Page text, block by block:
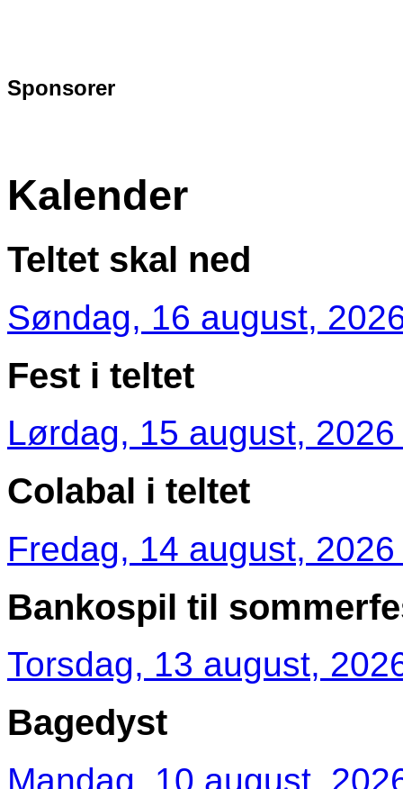
Sponsorer
Kalender
Teltet skal ned
Søndag, 16 august,
Fest i teltet
Lørdag, 15 august,
Colabal i teltet
Fredag, 14 august,
Bankospil til
Torsdag, 13 august,
Bagedyst
Mandag, 10 august,